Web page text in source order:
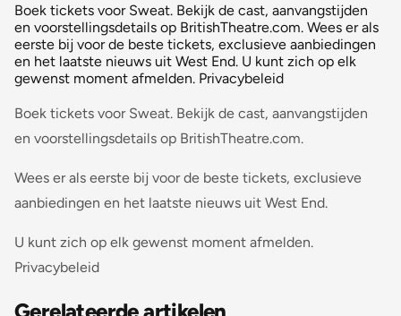
Boek tickets voor Sweat. Bekijk de cast, aanvangstijden
en voorstellingsdetails op BritishTheatre.com. Wees er als
eerste bij voor de beste tickets, exclusieve aanbiedingen
en het laatste nieuws uit West End. U kunt zich op elk
gewenst moment afmelden. Privacybeleid
Boek tickets voor Sweat. Bekijk de cast, aanvangstijden
en voorstellingsdetails op BritishTheatre.com.
Wees er als eerste bij voor de beste tickets, exclusieve
aanbiedingen en het laatste nieuws uit West End.
U kunt zich op elk gewenst moment afmelden.
Privacybeleid